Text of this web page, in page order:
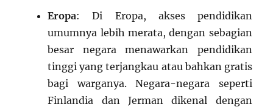
Eropa: Di Eropa, akses pendidikan
umumnya lebih merata, dengan sebagian
besar negara menawarkan pendidikan
tinggi yang terjangkau atau bahkan gratis
bagi warganya. Negara-negara seperti
Finlandia dan Jerman dikenal dengan